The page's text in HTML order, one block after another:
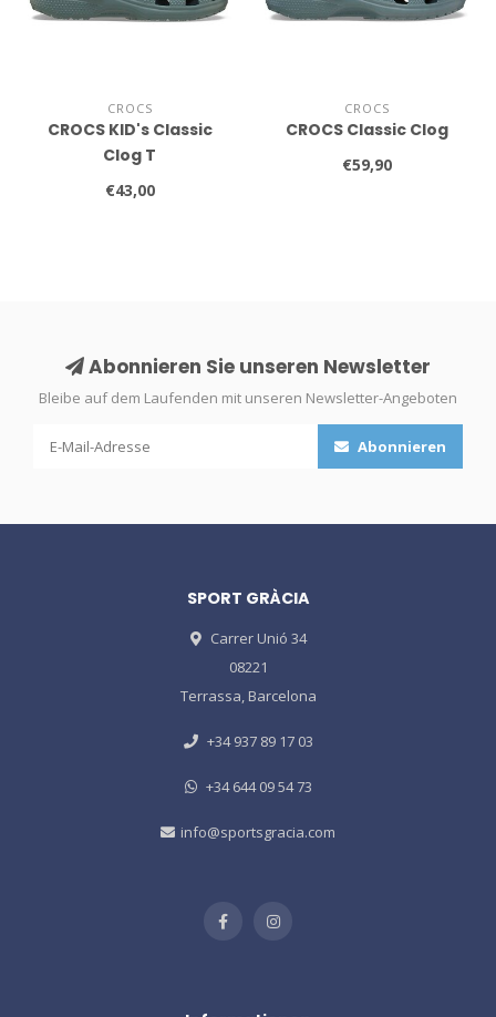
CROCS
CROCS KID's Classic
Clog T
€43,00
CROCS
CROCS Classic Clog
€59,90
Abonnieren Sie unseren Newsletter
Bleibe auf dem Laufenden mit unseren Newsletter-Angeboten
Abonnieren
SPORT GRÀCIA
Carrer Unió 34
08221
Terrassa, Barcelona
+34 937 89 17 03
+34 644 09 54 73
info@sportsgracia.com